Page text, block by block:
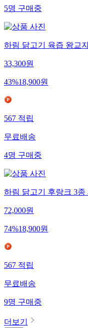
5명구매중
하림 닭고기 육즙 왕교
33,300원
43%18,900원
567적립
무료배송
4명구매중
하림 닭고기 후랑크 3
72,000원
74%18,900원
567적립
무료배송
9명구매중
더보기